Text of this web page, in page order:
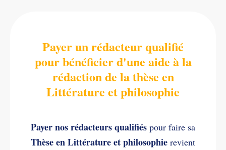
Payer un rédacteur qualifié
pour bénéficier d'une aide à la
rédaction de la thèse en
Littérature et philosophie
Payer nos rédacteurs qualifiés pour faire sa
Thèse en Littérature et philosophie revient